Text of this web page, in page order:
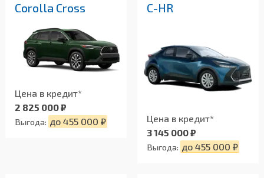
Corolla Cross
Цена в кредит*
2 825 000 ₽
Выгода: до 455 000 ₽
C-HR
Цена в кредит*
3 145 000 ₽
Выгода: до 455 000 ₽